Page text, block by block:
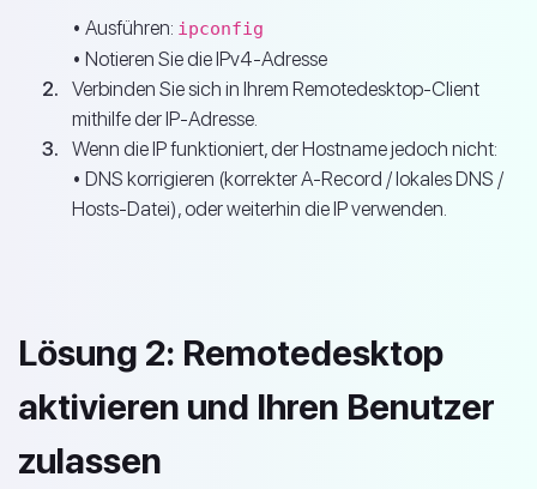
• Ausführen: ipconfig
• Notieren Sie die IPv4-Adresse
Verbinden Sie sich in Ihrem Remotedesktop-Client
mithilfe der IP-Adresse.
Wenn die IP funktioniert, der Hostname jedoch nicht:
• DNS korrigieren (korrekter A-Record / lokales DNS /
Hosts-Datei), oder weiterhin die IP verwenden.
Lösung 2: Remotedesktop
aktivieren und Ihren Benutzer
zulassen